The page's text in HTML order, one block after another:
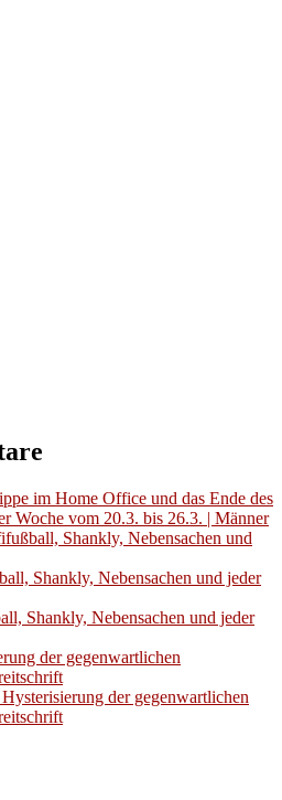
im Home Office und das Ende des
Woche vom 20.3. bis 26.3. | Männer
Shankly, Nebensachen und
Shankly, Nebensachen und jeder
Shankly, Nebensachen und jeder
der gegenwartlichen
der gegenwartlichen